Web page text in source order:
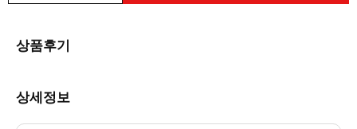
상품후기
상세정보